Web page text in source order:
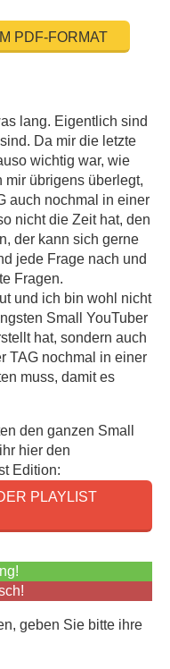
PDF-FORMAT
lang. Eigentlich sind
Da mir die letzte
wichtig war, wie
übrigens überlegt,
auch nochmal in einer
nicht die Zeit hat, den
der kann sich gerne
jede Frage nach und
Fragen.
und ich bin wohl nicht
Small YouTuber
hat, sondern auch
TAG nochmal in einer
muss, damit es
den ganzen Small
hier den
Edition:
PLAYLIST
geben Sie bitte ihre